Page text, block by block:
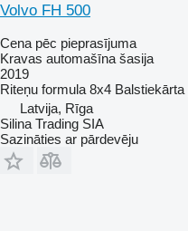
Volvo FH 500
Cena pēc pieprasījuma
Kravas automašīna šasija
2019
Riteņu formula 8x4 Balstiekārta
Latvija, Rīga
Silina Trading SIA
Sazināties ar pārdevēju